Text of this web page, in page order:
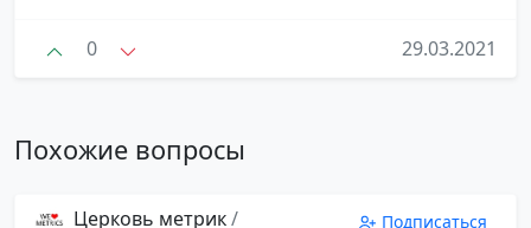
0 29.03.2021
Похожие вопросы
Церковь метрик/
Подписаться